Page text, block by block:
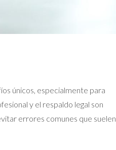
únicos, especialmente para
y el respaldo legal son
errores comunes que suelen